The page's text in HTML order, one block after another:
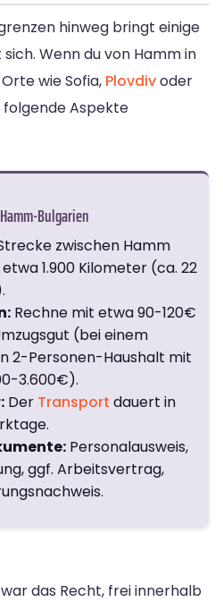
hinweg bringt einige
Wenn du von Hamm in
wie Sofia, Plovdivoder
folgende Aspekte
Bulgarien
zwischen Hamm
1.900 Kilometer (ca. 22
Rechne mit etwa 90-120€
(bei einem
2-Personen-Haushalt mit
3.600€).
Der Transport dauert in
Personalausweis,
ggf. Arbeitsvertrag,
das Recht, frei innerhalb